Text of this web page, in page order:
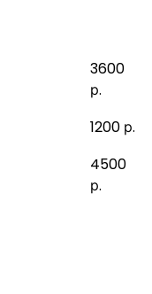
3600
р.
1200 р.
4500
р.